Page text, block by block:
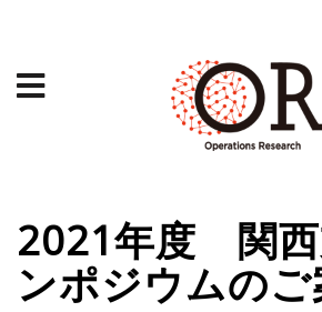
2021年度 関西
ンポジウムのご